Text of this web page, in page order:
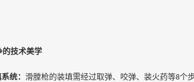
的技术美学
统： 滑膛枪的装填需经过取弹、咬弹、装火药等8个